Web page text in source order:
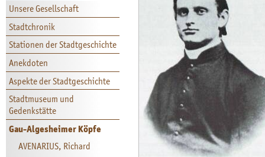
Unsere Gesellschaft
Stadtchronik
Stationen der Stadtgeschichte
Anekdoten
Aspekte der Stadtgeschichte
Stadtmuseum und
Gedenkstätte
Gau-Algesheimer Köpfe
AVENARIUS, Richard